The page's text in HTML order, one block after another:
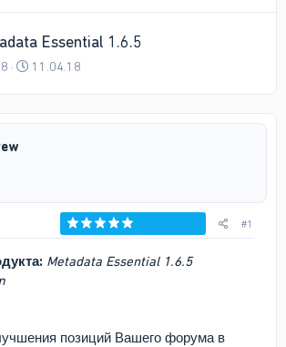
Essential 1.6.5
Д
а
л
11.04.18
Голосов: 0
#1
Metadata Essential 1.6.5
позиций Вашего форума в